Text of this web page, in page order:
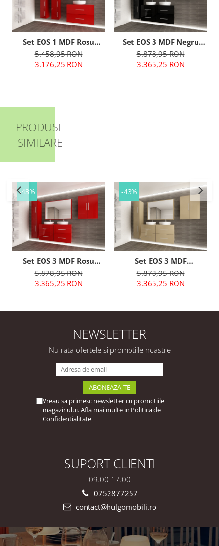
Set EOS 1 MDF Rosu
Lucios | Set Mobilă
Modulară Suspendată
pentru Baie | Mobilier
Mobili
5.458,95 RON
3.176,25 RON
Set EOS 3 MDF Negru
Lucios | Set Mobilă
Modulară Suspendată
pentru Baie | Mobilier
5.878,95 RON
3.365,25 RON
PRODUSE
SIMILARE
-43%
Set EOS 3 MDF Rosu
Lucios | Set Mobilă
Modulară Suspendată
pentru Baie | Mobilier
Configurabil și
5.878,95 RON
3.365,25 RON
-43%
Set EOS 3 MDF
Cappuccino Lucios | Set
Mobilă Modulară
Suspendată pentru Baie
Modern, Configurabil și
5.878,95 RON
3.365,25 RON
NEWSLETTER
Nu rata ofertele si promotiile noastre
Vreau sa primesc newsletter cu promotiile
magazinului. Afla mai multe in Politica de
Confidentialitate
SUPORT CLIENTI
09.00-17.00
0752877257
contact@hulgomobili.ro